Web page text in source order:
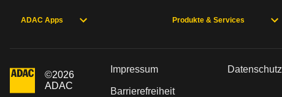
ADAC Apps Produkte & Services
©2026
ADAC
Impressum Datenschutz
Barrierefreiheit